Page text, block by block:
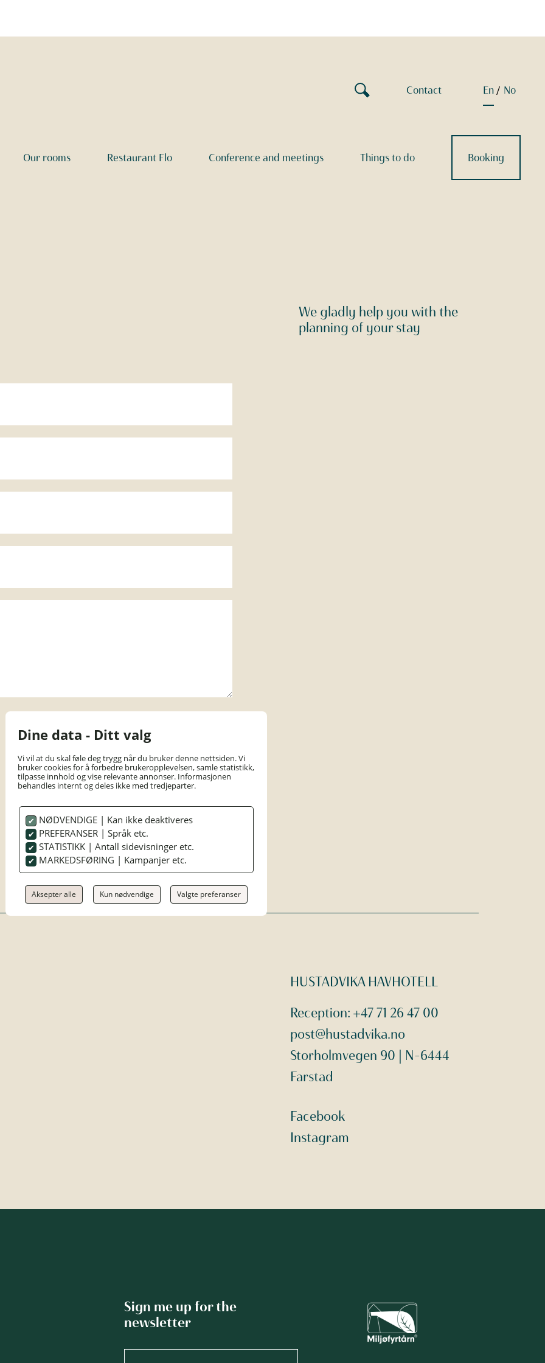
Dine data - Ditt valg
Vi vil at du skal føle deg trygg når du bruker denne nettsiden. Vi
bruker cookies for å forbedre brukeropplevelsen, samle statistikk,
tilpasse innhold og vise relevante annonser. Informasjonen
behandles internt og deles ikke med tredjeparter.
NØDVENDIGE | Kan ikke deaktiveres
PREFERANSER | Språk etc.
STATISTIKK | Antall sidevisninger etc.
MARKEDSFØRING | Kampanjer etc.
Aksepter alle Kun nødvendige Valgte preferanser
Contact en no
Our rooms Restaurant Flo Conference and meetings Things to do Booking
We gladly help you with the
planning of your stay
HUSTADVIKA HAVHOTELL
Reception: +47 71 26 47 00
post@hustadvika.no
Storholmvegen 90 | N-6444
Farstad
Facebook
Instagram
Sign me up for the
newsletter